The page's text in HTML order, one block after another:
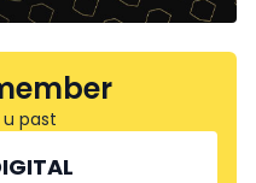
past